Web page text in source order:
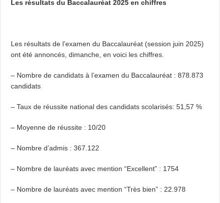
Les résultats du Baccalauréat 2025 en chiffres
Les résultats de l’examen du Baccalauréat (session juin 2025)
ont été annoncés, dimanche, en voici les chiffres.
– Nombre de candidats à l’examen du Baccalauréat : 878.873
candidats
– Taux de réussite national des candidats scolarisés: 51,57 %
– Moyenne de réussite : 10/20
– Nombre d’admis : 367.122
– Nombre de lauréats avec mention “Excellent” : 1754
– Nombre de lauréats avec mention “Très bien” : 22.978